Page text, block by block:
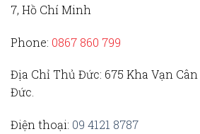
7, Hồ Chí Minh
Phone: 0867 860 799
Địa Chỉ Thủ Đức: 675 Kha Vạn
Đức.
Điện thoại: 09 4121 8787